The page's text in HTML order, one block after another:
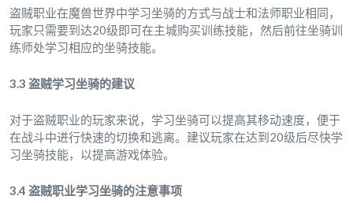
盗贼职业在魔兽世界中学习坐骑的方式与战士和法师职业相同，
玩家只需要到达20级即可在主城购买训练技能，然后前往坐骑训
练师处学习相应的坐骑技能。
3.3 盗贼学习坐骑的建议
对于盗贼职业的玩家来说，学习坐骑可以提高其移动速度，便于
在战斗中进行快速的切换和逃离。建议玩家在达到20级后尽快学
习坐骑技能，以提高游戏体验。
3.4 盗贼职业学习坐骑的注意事项